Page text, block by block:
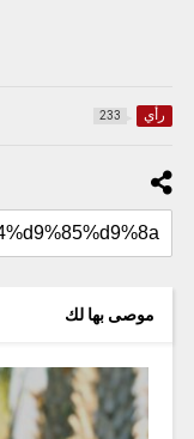
رأي 233
موصى بها لك